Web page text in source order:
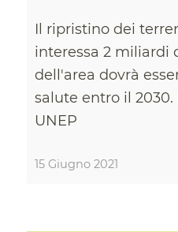
Il ripristino dei
interessa 2 miliardi
dell'area dovrà
salute entro il 2030.
UNEP
15 Giugno 2021